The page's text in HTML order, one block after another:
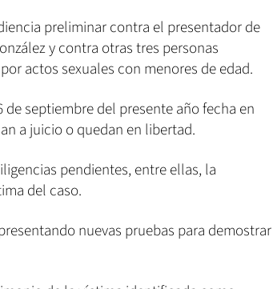
preliminar contra el presentador de
y contra otras tres personas
actos sexuales con menores de edad.
septiembre del presente año fecha en
a juicio o quedan en libertad.
pendientes, entre ellas, la
del caso.
nuevas pruebas para demostrar